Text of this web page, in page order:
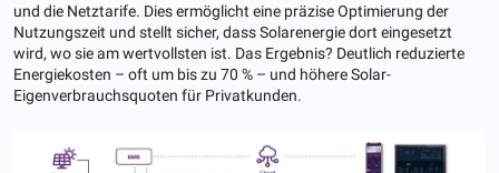
und die Netztarife. Dies ermöglicht eine präzise Optimierung der
Nutzungszeit und stellt sicher, dass Solarenergie dort eingesetzt
wird, wo sie am wertvollsten ist. Das Ergebnis? Deutlich reduzierte
Energiekosten – oft um bis zu 70 % – und höhere Solar-
Eigenverbrauchsquoten für Privatkunden.